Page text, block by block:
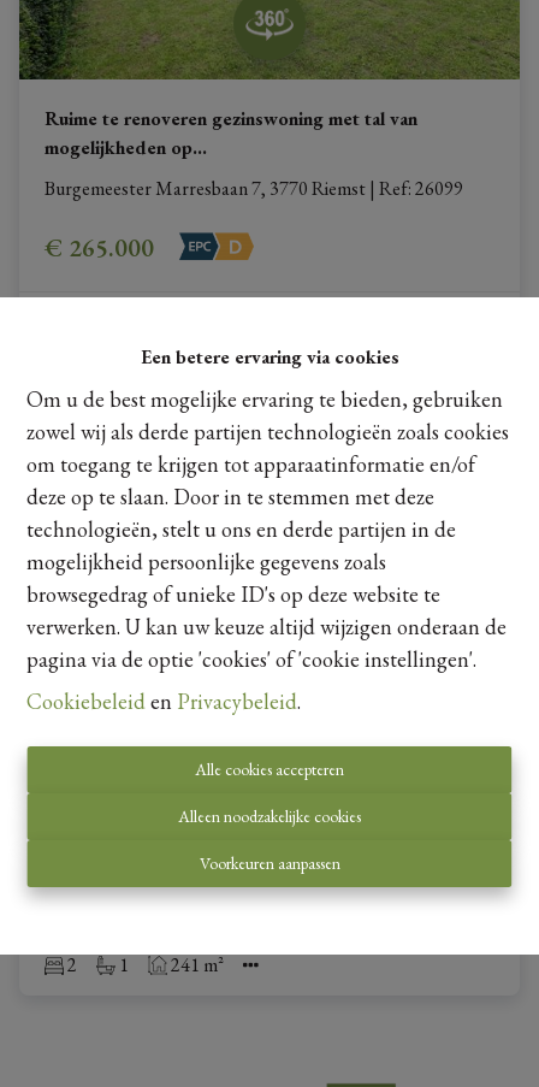
Een betere ervaring via cookies
Om u de best mogelijke ervaring te bieden, gebruiken
zowel wij als derde partijen technologieën zoals cookies
om toegang te krijgen tot apparaatinformatie en/of
deze op te slaan. Door in te stemmen met deze
technologieën, stelt u ons en derde partijen in de
mogelijkheid persoonlijke gegevens zoals
browsegedrag of unieke ID's op deze website te
verwerken. U kan uw keuze altijd wijzigen onderaan de
pagina via de optie 'cookies' of 'cookie instellingen'.
Cookiebeleiden Privacybeleid.
Alle cookies accepteren
Alleen noodzakelijke cookies
Voorkeuren aanpassen
Ruime te renoveren gezinswoning met tal van
mogelijkheden op...
Burgemeester Marresbaan 7, 3770 Riemst | Ref: 26099
€ 265.000
NIEUW
Commercieel uitstekend gelegen handelspand met
Maastrichtersteenweg 22+22A, 3770 Riemst
€ 639.000
2 1 241 m²